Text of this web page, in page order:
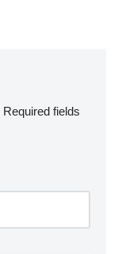
Required fields